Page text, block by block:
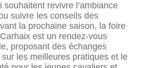
souhaitent revivre l’ambiance
suivre les conseils des
la prochaine saison, la foire
est un rendez-vous
proposant des échanges
les meilleures pratiques et le